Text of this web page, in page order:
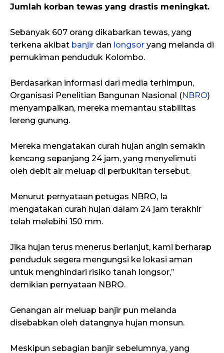
Jumlah korban tewas yang drastis meningkat.
Sebanyak 607 orang dikabarkan tewas, yang
terkena akibat banjir dan longsor yang melanda di
pemukiman penduduk Kolombo.
Berdasarkan informasi dari media terhimpun,
Organisasi Penelitian Bangunan Nasional (NBRO)
menyampaikan, mereka memantau stabilitas
lereng gunung.
Mereka mengatakan curah hujan angin semakin
kencang sepanjang 24 jam, yang menyelimuti
oleh debit air meluap di perbukitan tersebut.
Menurut pernyataan petugas NBRO, Ia
mengatakan curah hujan dalam 24 jam terakhir
telah melebihi 150 mm.
Jika hujan terus menerus berlanjut, kami berharap
penduduk segera mengungsi ke lokasi aman
untuk menghindari risiko tanah longsor,”
demikian pernyataan NBRO.
Genangan air meluap banjir pun melanda
disebabkan oleh datangnya hujan monsun.
Meskipun sebagian banjir sebelumnya, yang